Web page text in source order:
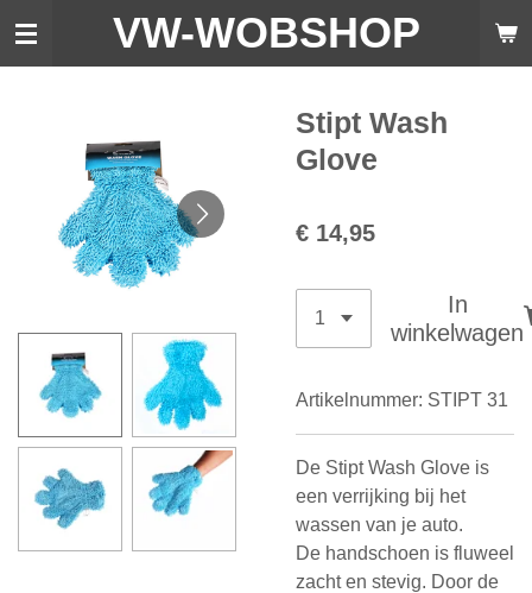
Ga
hoofdinhoud
VW-WOBSHOP
Stipt Wash
Glove
€ 14,95
In
winkelwagen
Artikelnummer: STIPT 31
De Stipt Wash Glove is
een verrijking bij het
wassen van je auto.
De handschoen is fluweel
zacht en stevig. Door de